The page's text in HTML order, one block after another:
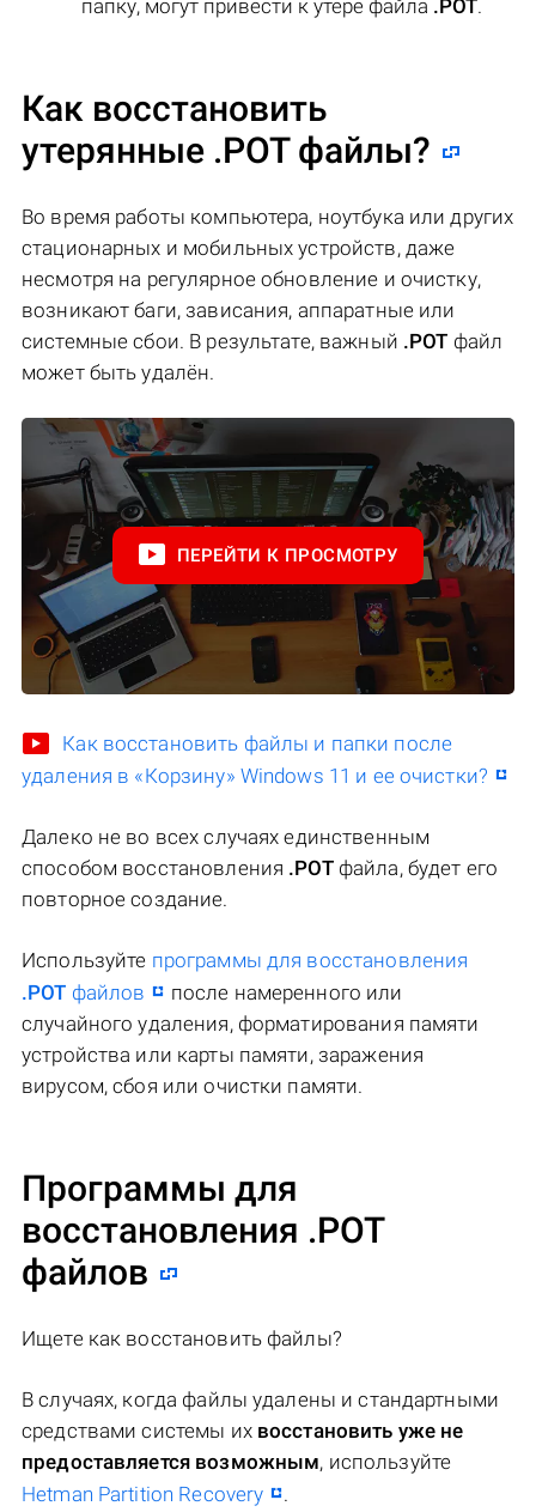
папку, могут привести к утере файла .POT.
Как восстановить
утерянные .POT файлы?
Во время работы компьютера, ноутбука или других
стационарных и мобильных устройств, даже
несмотря на регулярное обновление и очистку,
возникают баги, зависания, аппаратные или
системные сбои. В результате, важный .POT файл
может быть удалён.
ПЕРЕЙТИ К ПРОСМОТРУ
Как восстановить файлы и папки после
удаления в «Корзину» Windows 11 и ее очистки?
Далеко не во всех случаях единственным
способом восстановления .POTфайла, будет его
повторное создание.
Используйте программы для восстановления
.POT файлов
после намеренного или
случайного удаления, форматирования памяти
устройства или карты памяти, заражения
вирусом, сбоя или очистки памяти.
Программы для
восстановления .POT
файлов
Ищете как восстановить файлы?
В случаях, когда файлы удалены и стандартными
средствами системы их восстановить уже не
предоставляется возможным, используйте
Hetman Partition Recovery
.